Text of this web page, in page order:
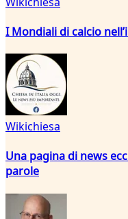
I Mondiali di calcio
Wikichiesa
Una pagina di news
parole